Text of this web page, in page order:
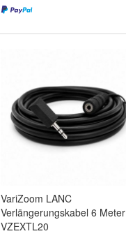
VariZoom LANC
Verlängerungskabel 6 Meter
VZEXTL20